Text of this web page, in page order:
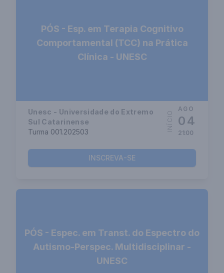
PÓS - Esp. em Terapia Cognitivo
Comportamental (TCC) na Prática
Clínica - UNESC
Unesc - Universidade do Extremo
Sul Catarinense
Turma 001.202503
INÍCIO
AGO
04
21:00
INSCREVA-SE
PÓS - Espec. em Transt. do Espectro do
Autismo-Perspec. Multidisciplinar -
UNESC